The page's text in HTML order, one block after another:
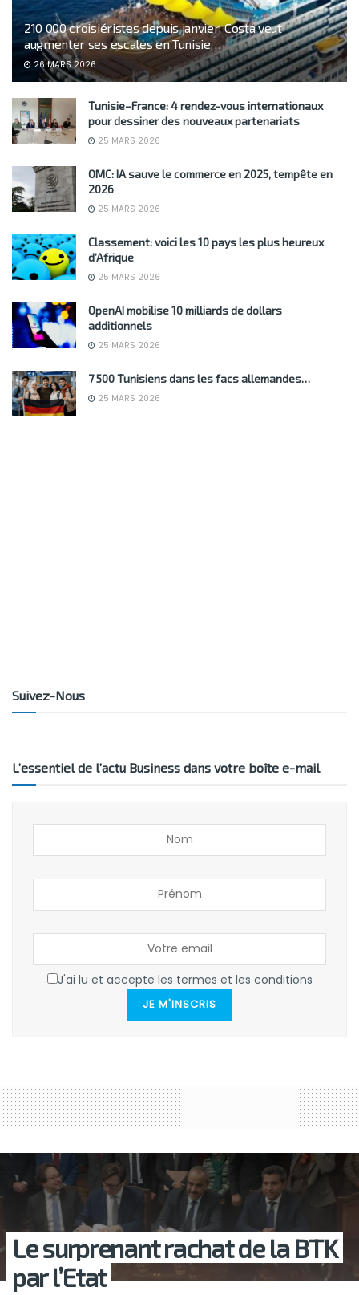
210 000 croisiéristes depuis janvier: Costa veut
augmenter ses escales en Tunisie…
26 MARS 2026
Tunisie–France: 4 rendez-vous internationaux
pour dessiner des nouveaux partenariats
25 MARS 2026
OMC: IA sauve le commerce en 2025, tempête en
2026
25 MARS 2026
Classement: voici les 10 pays les plus heureux
d’Afrique
25 MARS 2026
OpenAI mobilise 10 milliards de dollars
additionnels
25 MARS 2026
7 500 Tunisiens dans les facs allemandes…
25 MARS 2026
Suivez-Nous
L’essentiel de l’actu Business dans votre boîte e-mail
J'ai lu et accepte les termes et les conditions
JE M'INSCRIS
Le surprenant rachat de la BTK
par l’Etat